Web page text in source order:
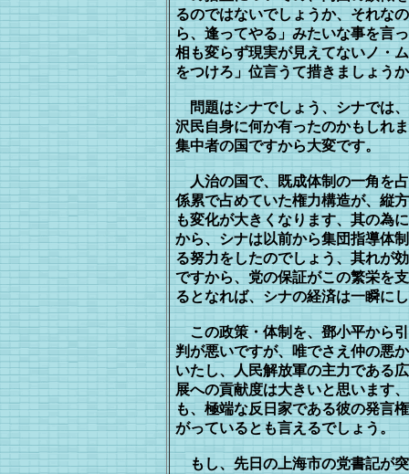
るのではないでしょうか、それな
ら、逢ってやる」みたいな事を言
相も変らず現実が見えてないノ・
をつけろ」位言うて措きましょう
問題はシナでしょう、シナでは、
沢民自身に何か有ったのかもしれ
集中者の国ですから大変です。
人治の国で、既成体制の一角を占
係累で占めていた権力構造が、縦
も変化が大きくなります、其の為
から、シナは以前から集団指導体
る努力をしたのでしょう、其れが
ですから、党の保証がこの繁栄を
るとなれば、シナの経済は一瞬に
この政策・体制を、鄧小平から引
判が悪いですが、唯でさえ仲の悪
いたし、人民解放軍の主力である
展への貢献度は大きいと思います
も、極端な反日家である彼の発言
がっているとも言えるでしょう。
もし、先日の上海市の党書記が突